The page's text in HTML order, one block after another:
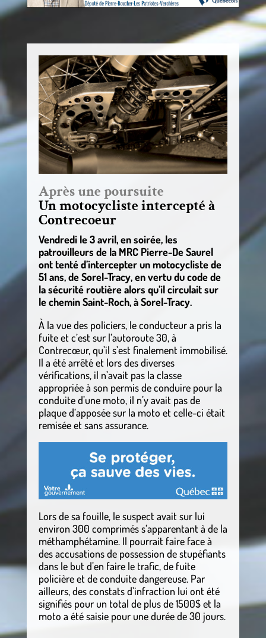
Après une poursuite
Un motocycliste intercepté à
Contrecoeur
Vendredi le 3 avril, en soirée, les
patrouilleurs de la MRC Pierre-De Saurel
ont tenté d’intercepter un motocycliste de
51 ans, de Sorel-Tracy, en vertu du code de
la sécurité routière alors qu’il circulait sur
le chemin Saint-Roch, à Sorel-Tracy.
À la vue des policiers, le conducteur a pris la
fuite et c’est sur l’autoroute 30, à
Contrecœur, qu’il s’est finalement immobilisé.
Il a été arrêté et lors des diverses
vérifications, il n’avait pas la classe
appropriée à son permis de conduire pour la
conduite d’une moto, il n’y avait pas de
plaque d’apposée sur la moto et celle-ci était
remisée et sans assurance.
Lors de sa fouille, le suspect avait sur lui
environ 300 comprimés s’apparentant à de la
méthamphétamine. Il pourrait faire face à
des accusations de possession de stupéfiants
dans le but d’en faire le trafic, de fuite
policière et de conduite dangereuse. Par
ailleurs, des constats d’infraction lui ont été
signifiés pour un total de plus de 1500$ et la
moto a été saisie pour une durée de 30 jours.